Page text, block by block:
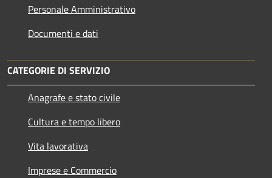
Personale Amministrativo
Documenti e dati
CATEGORIE DI SERVIZIO
Anagrafe e stato civile
Cultura e tempo libero
Vita lavorativa
Imprese e Commercio